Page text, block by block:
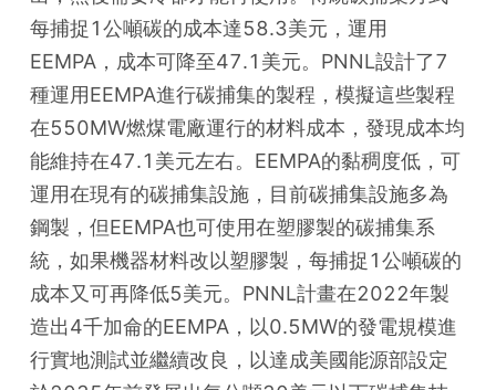
每捕捉1公噸碳的成本達58.3美元，運用
EEMPA，成本可降至47.1美元。PNNL設計了7
種運用EEMPA進行碳捕集的製程，模擬這些製程
在550MW燃煤電廠運行的材料成本，發現成本均
能維持在47.1美元左右。EEMPA的黏稠度低，可
運用在現有的碳捕集設施，目前碳捕集設施多為
鋼製，但EEMPA也可使用在塑膠製的碳捕集系
統，如果機器材料改以塑膠製，每捕捉1公噸碳的
成本又可再降低5美元。PNNL計畫在2022年製
造出4千加侖的EEMPA，以0.5MW的發電規模進
行實地測試並繼續改良，以達成美國能源部設定